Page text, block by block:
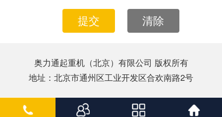
提交 清除
奥力通起重机（北京）有限公司 版权所有
地址：北京市通州区工业开发区合欢南路2号